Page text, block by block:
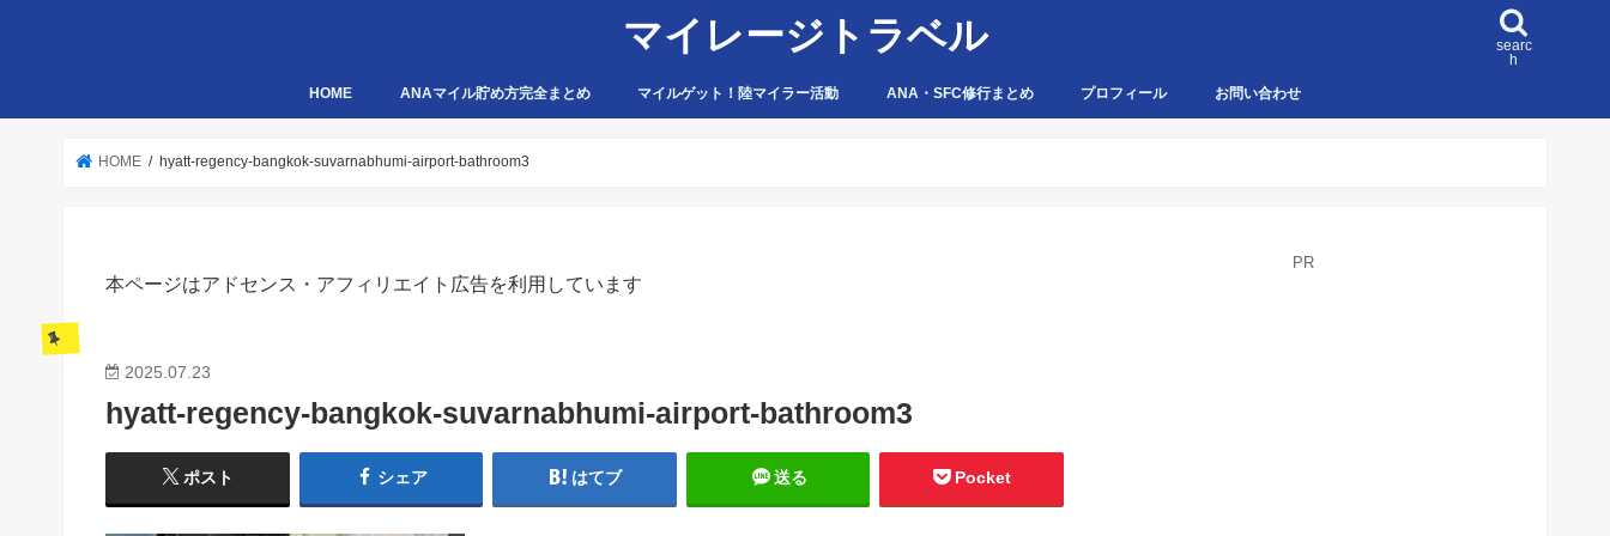
マイレージトラベル
searc
h
HOME ANAマイル貯め方完全まとめ マイルゲット！陸マイラー活動 ANA・SFC修行まとめ プロフィール お問い合わせ
HOME hyatt-regency-bangkok-suvarnabhumi-airport-bathroom3
本ページはアドセンス・アフィリエイト広告を利用しています
2025.07.23
hyatt-regency-bangkok-suvarnabhumi-airport-bathroom3
ポスト シェア はてブ 送る Pocket
PR